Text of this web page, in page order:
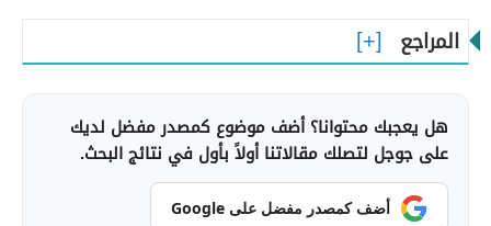
المراجع
هل يعجبك محتوانا؟ أضف موضوع كمصدر مفضل لديك
على جوجل لتصلك مقالاتنا أولاً بأول في نتائج البحث.
أضف كمصدر مفضل على Google